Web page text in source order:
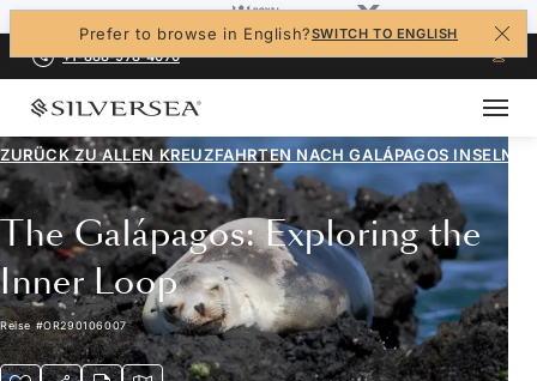
Prefer to browse in English?SWITCH TO ENGLISH
+1-888-978-4070
ZURÜCK ZU ALLEN KREUZFAHRTEN NACH GALÁPAGOS INSELN
The Galápagos: Exploring the
Inner Loop
Reise#OR290106007